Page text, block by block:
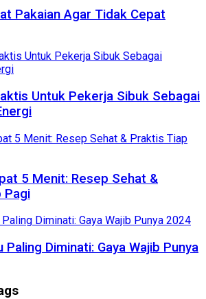
Pakaian Agar Tidak Cepat
Untuk Pekerja Sibuk Sebagai
5 Menit: Resep Sehat &
Pagi
Paling Diminati: Gaya Wajib Punya